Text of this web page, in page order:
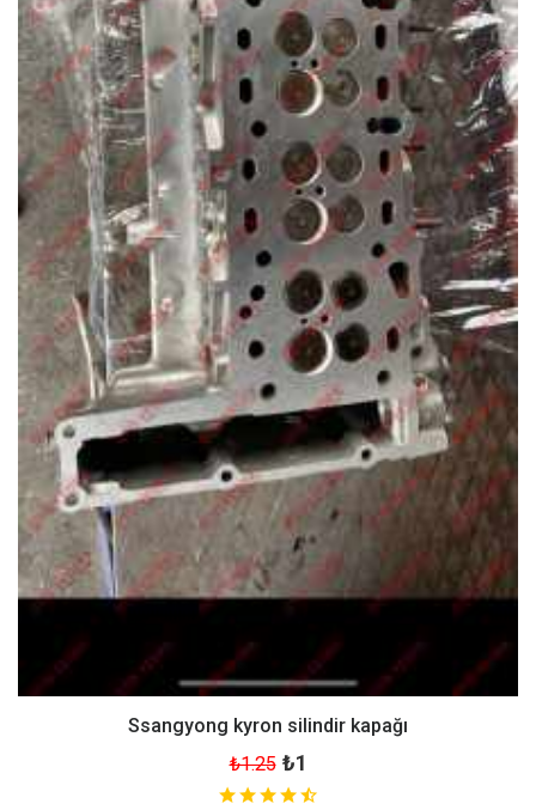
Ssangyong kyron silindir kapağı
₺1.25 ₺1